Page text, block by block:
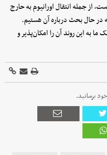
از جمله انتقال اورانیوم به حارج
در حال بحث درباره آن هستیم.
به این روند آن را امکان‌پذیر و
برسانید.